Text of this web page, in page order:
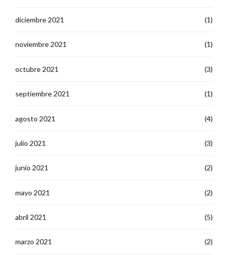
diciembre 2021 (1)
noviembre 2021 (1)
octubre 2021 (3)
septiembre 2021 (1)
agosto 2021 (4)
julio 2021 (3)
junio 2021 (2)
mayo 2021 (2)
abril 2021 (5)
marzo 2021 (2)